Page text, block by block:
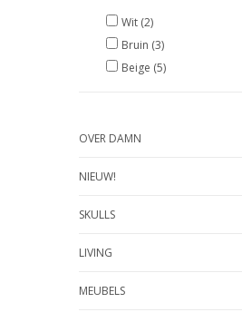
Wit (2)
Bruin (3)
Beige (5)
OVER DAMN
NIEUW!
SKULLS
LIVING
MEUBELS